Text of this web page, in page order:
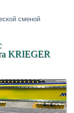
сменой
KRIEGER